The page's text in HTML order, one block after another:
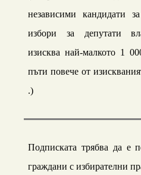
независими кандидати
избори за депутати
изисква най-малкото 1
пъти повече от
.)
Подписката трябва да е
граждани с избирателни